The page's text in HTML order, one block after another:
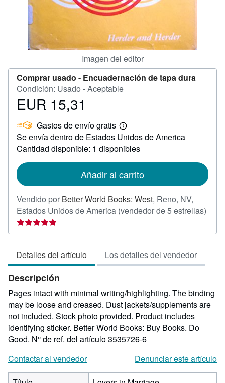
Imagen del editor
Comprar usado - Encuadernación de tapa dura
Condición: Usado - Aceptable
Precio
15,31
EUR 15,31
Gastos de envío gratis
Más
información
sobre
las
envío
Se envía dentro de Estados Unidos de America
Cantidad disponible: 1 disponibles
Añadir al carrito
Vendido por Better World Books: West, Reno, NV,
Estados Unidos de America (vendedor de 5 estrellas)
Detalles del artículo Los detalles del vendedor
Descripción
Pages intact with minimal writing/highlighting. The binding
may be loose and creased. Dust jackets/supplements are
not included. Stock photo provided. Product includes
identifying sticker. Better World Books: Buy Books. Do
Good. N° de ref. del artículo 3535726-6
Contactar al vendedor
Denunciar este artículo